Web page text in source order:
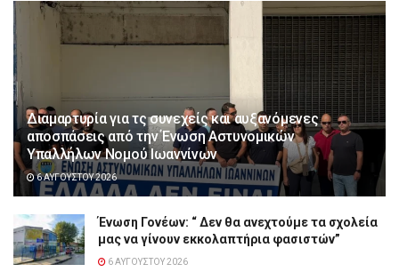
Διαμαρτυρία για τς συνεχείς και αυξανόμενες
αποσπάσεις από την Ένωση Αστυνομικών
Υπαλλήλων Νομού Ιωαννίνων
6 ΑΥΓΟΎΣΤΟΥ 2026
Ένωση Γονέων: “ Δεν θα ανεχτούμε τα σχολεία
μας να γίνουν εκκολαπτήρια φασιστών”
6 ΑΥΓΟΎΣΤΟΥ 2026